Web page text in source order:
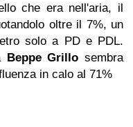
che era nell'aria, il
oltre il 7%, un
solo a PD e PDL.
Beppe Grillo sembra
in calo al 71%